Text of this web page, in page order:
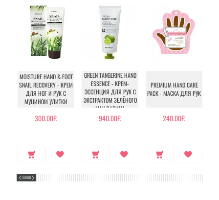
MOISTURE HAND & FOOT
SNAIL RECOVERY - КРЕМ
ДЛЯ НОГ И РУК С
МУЦИНОМ УЛИТКИ
300.00Р.
GREEN TANGERINE HAND
ESSENCE - КРЕМ-
ЭССЕНЦИЯ ДЛЯ РУК С
ЭКСТРАКТОМ ЗЕЛЁНОГО
МАНДАРИНА
940.00Р.
PREMIUM HAND CARE
PACK - МАСКА ДЛЯ РУК
240.00Р.